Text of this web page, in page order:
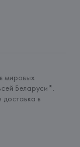
мировых
Беларуси*.
в